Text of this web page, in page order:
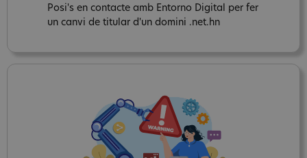
Posi's en contacte amb Entorno Digital per fer
un canvi de titular d'un domini .net.hn